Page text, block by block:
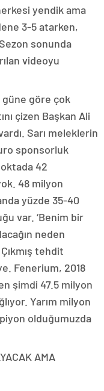
yendik ama
3-5 atarken,
sonunda
videoyu
göre çok
çizen Başkan Ali
Sarı meleklerin
sponsorluk
42
48 milyon
yüzde 35-40
var. ‘Benim bir
neden
tehdit
Fenerium, 2018
şimdi 47.5 milyon
Yarım milyon
olduğumuzda
AMA